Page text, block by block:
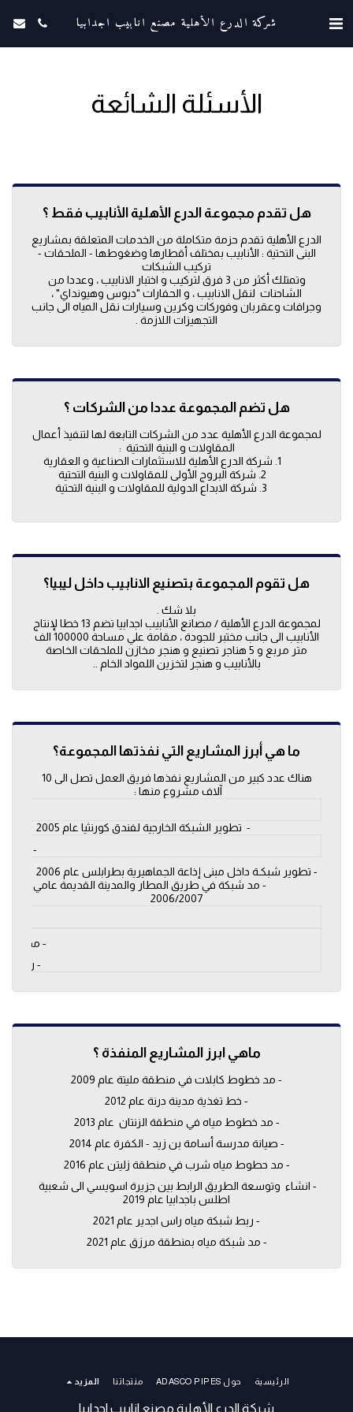
شركة الدرع الأهلية مصنع انابيب اجدابيا
الأسئلة الشائعة
هل تقدم مجموعة الدرع الأهلية الأنابيب فقط ؟
الدرع الأهلية تقدم حزمة متكاملة من الخدمات المتعلقة بمشاريع
البنى التحتية : الأنابيب بمختلف أقطارها وضغوطها - الملحقات -
تركيب الشبكات
وتمتلك أكثر من 3 فرق لتركيب و اختبار الانابيب ، وعددا من
الشاحنات لنقل الانابيب ، و الحفارات "دبوس وهيونداي" ،
وجرافات وعقربان وفوركات وكرين وسيارات نقل المياه الى جانب
التجهيزات اللازمة .
هل تضم المجموعة عددا من الشركات ؟
لمجموعة الدرع الأهلية عدد من الشركات التابعة لها لتنفيذ أعمال
المقاولات و البنية التحتية :
شركة الدرع الأهلية للاستثمارات الصناعية و العقارية
شركة البروج الأولى للمقاولات و البنية التحتية
شركة الابداع الدولية للمقاولات و البنية التحتية
هل تقوم المجموعة بتصنيع الانابيب داخل ليبيا؟
بلا شك .
لمجموعة الدرع الأهلية / مصانع الأنابيب اجدابيا تضم 13 خطا لإنتاج
الأنابيب الى جانب مختبر للجودة ، مقامة علي مساحة 100000 الف
متر مربع و 5 هناجر تصنيع و هنجر مخازن للملحقات الخاصة
بالأنابيب و هنجر لتخزين اللمواد الخام ..
ما هي أبرز المشاريع التي نفذتها المجموعة؟
هناك عدد كبير من المشاريع نفذها فريق العمل تصل الى 10
آلاف مشروع منها :
- تطوير الشبكة الخارجية لفندق كورنثيا عام 2005
- مد خط
- تطوير شبكـة داخل مبنى إذاعة الجماهيرية بطرابلس عام 2006
- مد شبكة في طريق المطار والمدينة القديمة عامي
2006/2007
- مد شبكة
- ربط
ماهي ابرز المشاريع المنفذة ؟
- مد خطوط كابلات في منطقة مليتة عام 2009
- خط تغذية مدينة درنة عام 2012
- مد خطوط مياه في منطقة الزنتان  عام 2013
- صيانة مدرسة أسامة بن زيد - الكفرة عام 2014
- مد حطوط مياه شرب في منطقة زليتن عام 2016
اطلس باجدابيا عام 2019
- ربط شبكة مياه راس اجدير عام 2021
- مد شبكة مياه بمنطقة مرزق عام 2021
شركة الدرع الأهلية مصنع انابيب اجدابيا
الرئيسية حول ADASCO PIPES منتجاتنا المزيد